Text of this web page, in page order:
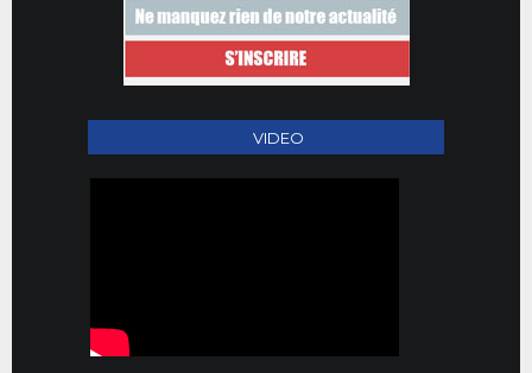
VIDEO